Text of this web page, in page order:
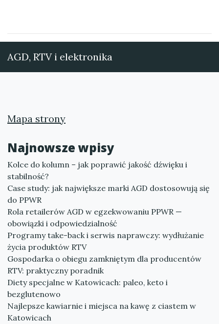
AGD, RTV i elektronika
Mapa strony
Najnowsze wpisy
Kolce do kolumn – jak poprawić jakość dźwięku i
stabilność?
Case study: jak największe marki AGD dostosowują się
do PPWR
Rola retailerów AGD w egzekwowaniu PPWR —
obowiązki i odpowiedzialność
Programy take-back i serwis naprawczy: wydłużanie
życia produktów RTV
Gospodarka o obiegu zamkniętym dla producentów
RTV: praktyczny poradnik
Diety specjalne w Katowicach: paleo, keto i
bezglutenowo
Najlepsze kawiarnie i miejsca na kawę z ciastem w
Katowicach